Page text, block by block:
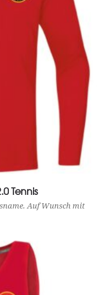
Tennis
Auf Wunsch mit